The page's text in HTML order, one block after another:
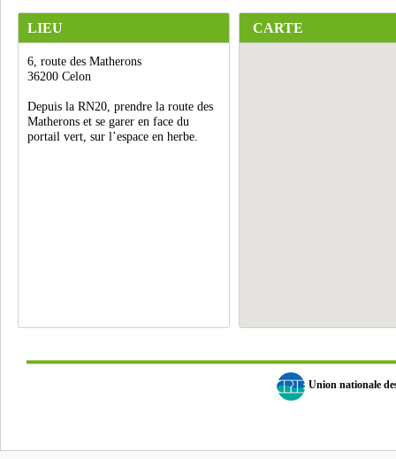
LIEU
6, route des Matherons
36200 Celon
Depuis la RN20, prendre la route des
Matherons et se garer en face du
portail vert, sur l’espace en herbe.
CARTE
Union nationale